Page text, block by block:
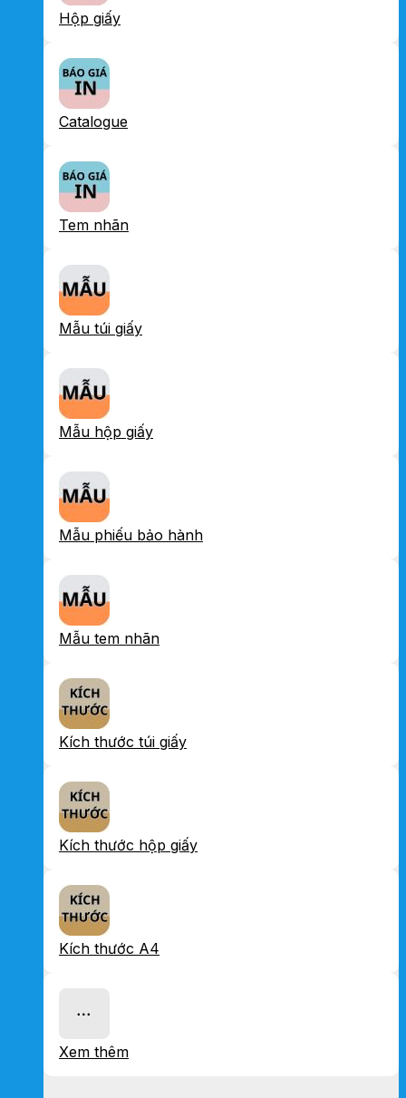
Hộp giấy
Catalogue
Tem nhãn
Mẫu túi giấy
Mẫu hộp giấy
Mẫu phiếu bảo hành
Mẫu tem nhãn
Kích thước túi giấy
Kích thước hộp giấy
Kích thước A4
Xem thêm